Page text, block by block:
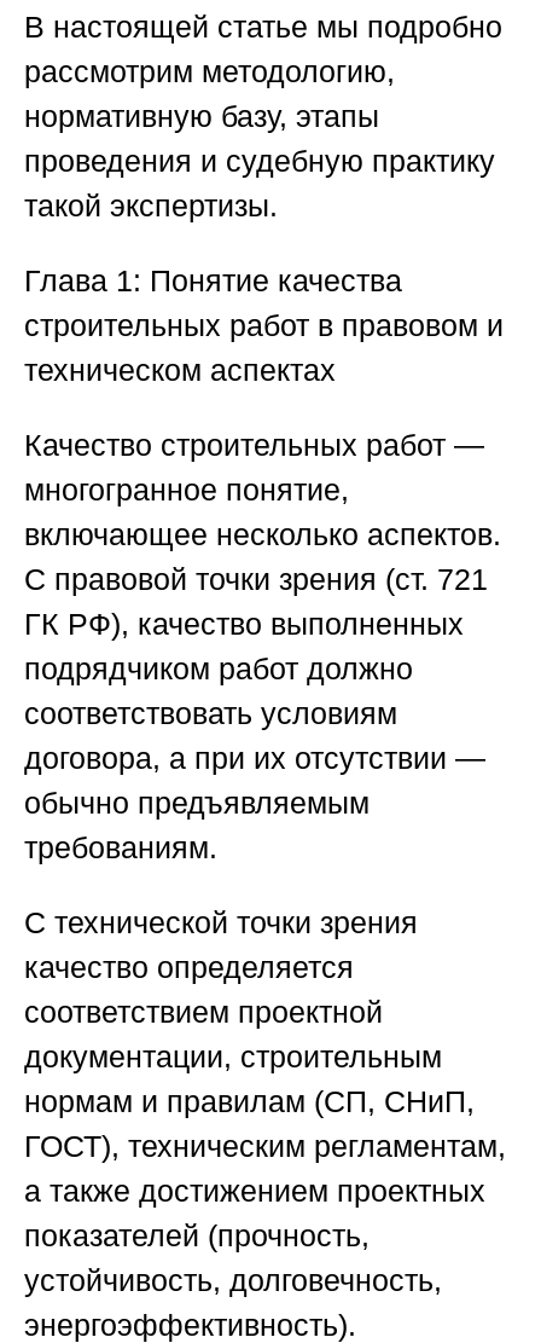
В настоящей статье мы подробно
рассмотрим методологию,
нормативную базу, этапы
проведения и судебную практику
такой экспертизы.
Глава 1: Понятие качества
строительных работ в правовом и
техническом аспектах
Качество строительных работ —
многогранное понятие,
включающее несколько аспектов.
С правовой точки зрения (ст. 721
ГК РФ), качество выполненных
подрядчиком работ должно
соответствовать условиям
договора, а при их отсутствии —
обычно предъявляемым
требованиям.
С технической точки зрения
качество определяется
соответствием проектной
документации, строительным
нормам и правилам (СП, СНиП,
ГОСТ), техническим регламентам,
а также достижением проектных
показателей (прочность,
устойчивость, долговечность,
энергоэффективность).